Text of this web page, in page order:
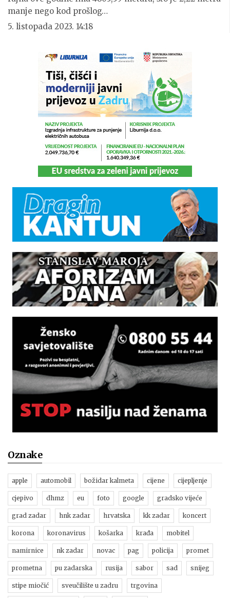
manje nego kod prošlog…
5. listopada 2023. 14:18
Oznake
apple automobil božidar kalmeta cijene cijepljenje
cjepivo dhmz eu foto google gradsko vijeće
grad zadar hnk zadar hrvatska kk zadar koncert
korona koronavirus košarka krađa mobitel
namirnice nk zadar novac pag policija promet
prometna pu zadarska rusija sabor sad snijeg
stipe miočić sveučilište u zadru trgovina